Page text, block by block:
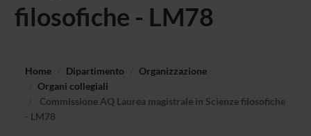
filosofiche - LM78
Home Dipartimento
Organizzazione
Organi collegiali
Commissione AQ Laurea magistrale in Scienze filosofiche
- LM78